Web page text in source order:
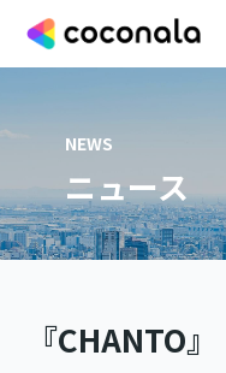
NEWS
ニュース
『CHANTO